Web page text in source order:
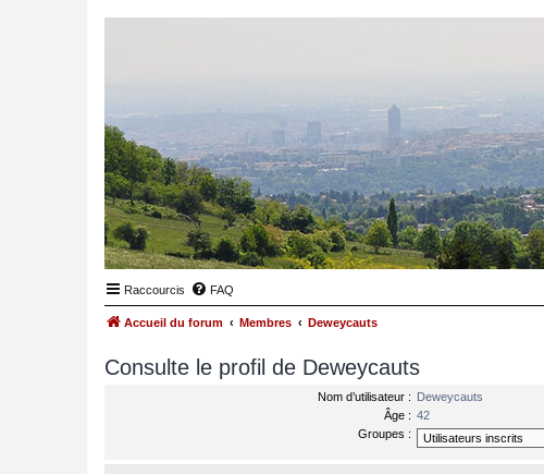
Raccourcis FAQ
Accueil du forum Membres Deweycauts
Consulte le profil de Deweycauts
Nom d’utilisateur : Deweycauts
Âge : 42
Groupes :